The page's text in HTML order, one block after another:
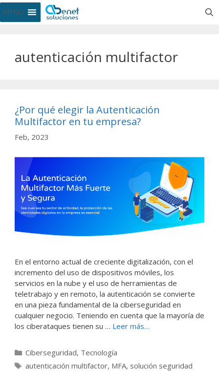
MENU
autenticación multifactor
¿Por qué elegir la Autenticación
Multifactor en tu empresa?
Feb, 2023
En el entorno actual de creciente digitalización, con el
incremento del uso de dispositivos móviles, los
servicios en la nube y el uso de herramientas de
teletrabajo y en remoto, la autenticación se convierte
en una pieza fundamental de la ciberseguridad en
cualquier negocio. Teniendo en cuenta que la mayoría de
los ciberataques tienen su … Leer más…
Ciberseguridad, Tecnología
autenticación multifactor, MFA, solución seguridad